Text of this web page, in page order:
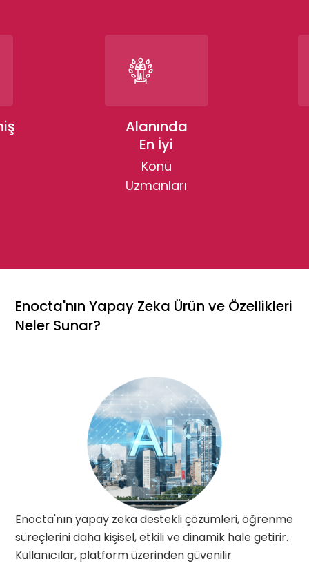
Alanında
En İyi
Konu
Uzmanları
Enocta'nın Yapay Zeka Ürün ve Özellikleri
Neler Sunar?
Enocta'nın yapay zeka destekli çözümleri, öğrenme
süreçlerini daha kişisel, etkili ve dinamik hale getirir.
Kullanıcılar, platform üzerinden güvenilir